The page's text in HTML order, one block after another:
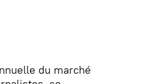
du marché